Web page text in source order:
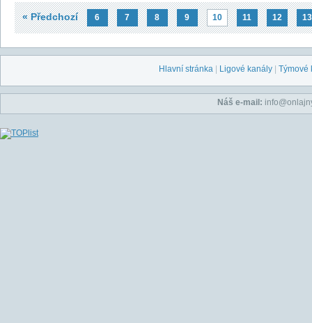
« Předchozí 6 7 8 9 10 11 12 13
Hlavní stránka Ligové kanály Týmové
Náš e-mail: